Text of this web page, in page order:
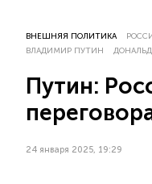
ВНЕШНЯЯ ПОЛИТИКА
ВЛАДИМИР ПУТИН
Путин:
24 января 2025, 19:29